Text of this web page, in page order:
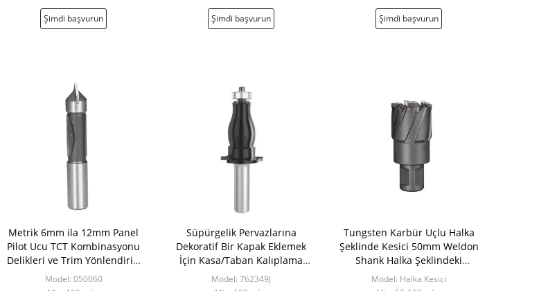
Şimdi başvurun Şimdi başvurun Şimdi başvurun
Metrik 6mm ila 12mm Panel
Pilot Ucu TCT Kombinasyonu
Delikleri ve Trim Yönlendirici
Biti
Model: 050060
Süpürgelik Pervazlarına
Dekoratif Bir Kapak Eklemek
İçin Kasa/Taban Kalıplama
Uçları
Model: 762349J
Tungsten Karbür Uçlu Halka
Şeklinde Kesici 50mm Weldon
Shank Halka Şeklindeki
Çekirdek Kesici
Model: Halka Kesici